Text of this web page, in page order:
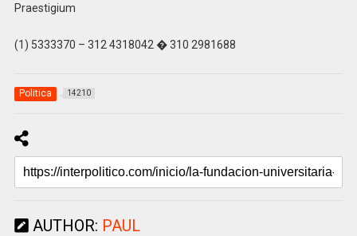
Praestigium
(1) 5333370 – 312 4318042 � 310 2981688
Politica 14210
AUTHOR: PAUL